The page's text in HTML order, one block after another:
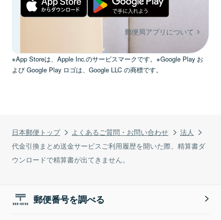
日本郵便トップ よくあるご質問・お問い合わせ
法人
代金引換まとめ送金サービスご利用履歴を開いた際、精算書ダ
ウンロードで精算書が出てきません。
郵便局アプリについて
※App Storeは、Apple Inc.のサービスマークです。※Google Play お
よび Google Play ロゴは、Google LLC の商標です。
郵便番号を調べる